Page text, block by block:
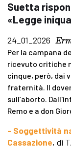
Suetta
«Legge
24_01_2026
Per la campana
ricevuto critiche
cinque, però, dai
fraternità. Il
sull’aborto.
Remo e a don
- Soggettività
Cassazione, di